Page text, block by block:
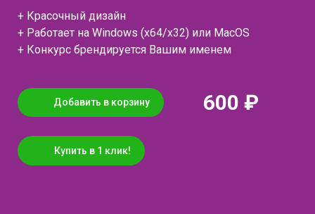
+ Красочный дизайн
+ Работает на Windows (x64/x32) или MacOS
+ Конкурс брендируется Вашим именем
Добавить в корзину 600 ₽
Купить в 1 клик!